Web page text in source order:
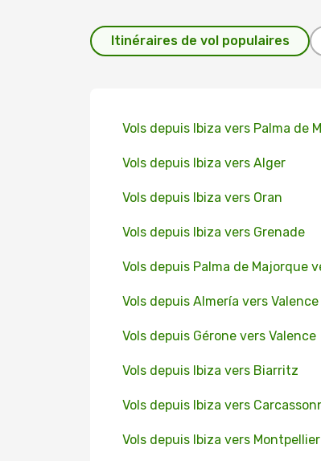
Itinéraires de vol populaires
Vols depuis Ibiza vers Palma de
Vols depuis Ibiza vers Alger
Vols depuis Ibiza vers Oran
Vols depuis Ibiza vers Grenade
Vols depuis Palma de Majorque
Vols depuis Almería vers Valence
Vols depuis Gérone vers Valence
Vols depuis Ibiza vers Biarritz
Vols depuis Ibiza vers
Vols depuis Ibiza vers Montpellier